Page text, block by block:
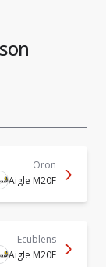
Oron
Aigle M20F
Ecublens
Aigle M20F